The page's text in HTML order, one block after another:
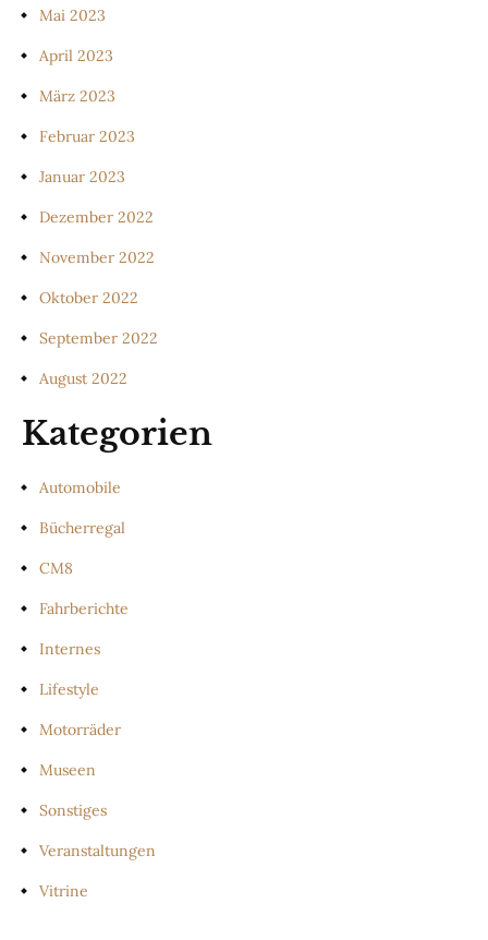
Mai 2023
April 2023
März 2023
Februar 2023
Januar 2023
Dezember 2022
November 2022
Oktober 2022
September 2022
August 2022
Kategorien
Automobile
Bücherregal
CM8
Fahrberichte
Internes
Lifestyle
Motorräder
Museen
Sonstiges
Veranstaltungen
Vitrine